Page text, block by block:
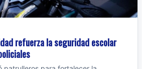
refuerza la seguridad escolar